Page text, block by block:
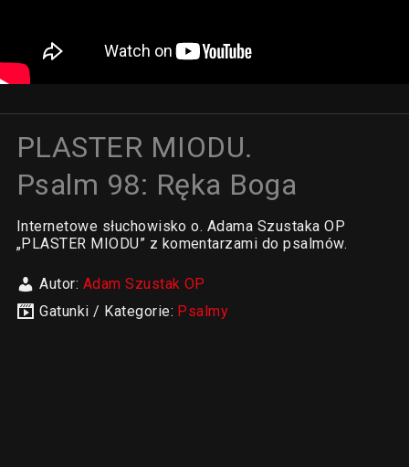
PLASTER MIODU.
Psalm 98: Ręka Boga
Internetowe słuchowisko o. Adama Szustaka OP
„PLASTER MIODU” z komentarzami do psalmów.
Autor: Adam Szustak OP
Gatunki / Kategorie: Psalmy